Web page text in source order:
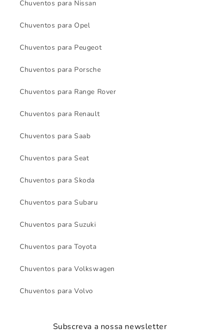
Chuventos para Nissan
Chuventos para Opel
Chuventos para Peugeot
Chuventos para Porsche
Chuventos para Range Rover
Chuventos para Renault
Chuventos para Saab
Chuventos para Seat
Chuventos para Skoda
Chuventos para Subaru
Chuventos para Suzuki
Chuventos para Toyota
Chuventos para Volkswagen
Chuventos para Volvo
Subscreva a nossa newsletter